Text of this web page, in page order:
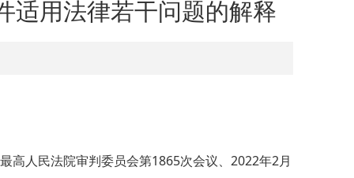
适用法律若干问题的解释
高人民法院审判委员会第1865次会议、2022年2月